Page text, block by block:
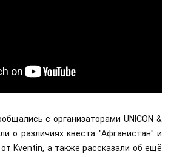
с организаторами UNICON &
о различиях квеста "Афганистан" и
от Kventin, а также рассказали об ещё